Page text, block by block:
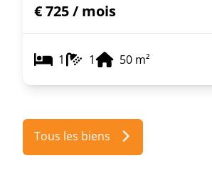
€ 725 / mois
1 1 50 m²
Tous les biens